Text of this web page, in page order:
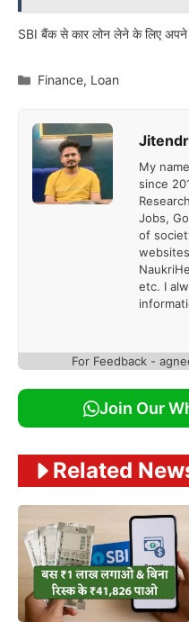
SBI बैंक से कार लोन लेने के लिए अपने
Categories
Finance, Loan
My
since
Jobs,
of
etc. I
For Feedback -
Join Our
Related